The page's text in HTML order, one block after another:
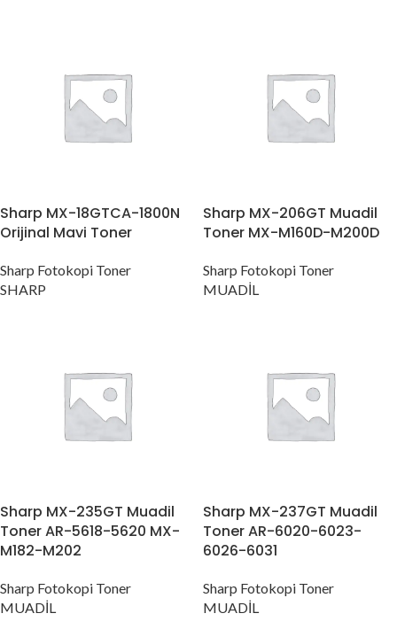
Sharp MX-18GTCA-1800N
Orijinal Mavi Toner
Sharp Fotokopi Toner
SHARP
Sharp MX-206GT Muadil
Toner MX-M160D-M200D
Sharp Fotokopi Toner
MUADİL
Sharp MX-235GT Muadil
Toner AR-5618-5620 MX-
M182-M202
Sharp Fotokopi Toner
MUADİL
Sharp MX-237GT Muadil
Toner AR-6020-6023-
6026-6031
Sharp Fotokopi Toner
MUADİL